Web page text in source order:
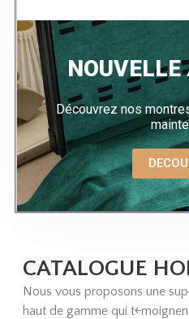
NOUVELLE
Découvrez nos
CATALOGUE
Nous vous proposons une
haut de gamme qui t￩